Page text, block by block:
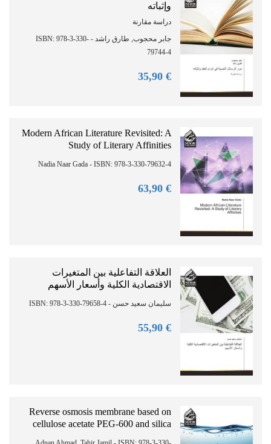
وإثباته
دراسة مقارنة
جابر محجوب, طارق راشد - ISBN: 978-3-330-
79744-4
€ 35,
90
Modern African Literature Revisited: A
Study of Literary Affinities
Nadia Naar Gada - ISBN: 978-3-330-79632-4
€ 63,
90
العلاقة التفاعلية بين المتغيرات
الاقتصادية الكلية وأسعار الأسهم
سليمان سعيد حسن - ISBN: 978-3-330-79658-4
€ 55,
90
Reverse osmosis membrane based on
cellulose acetate PEG-600 and silica